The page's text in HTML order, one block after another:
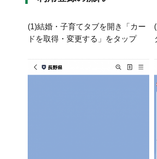
(1)結婚・子育てタブを開き「カー
ドを取得・変更する」をタップ